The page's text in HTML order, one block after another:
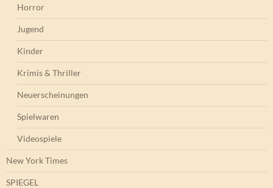
Horror
Jugend
Kinder
Krimis & Thriller
Neuerscheinungen
Spielwaren
Videospiele
New York Times
SPIEGEL